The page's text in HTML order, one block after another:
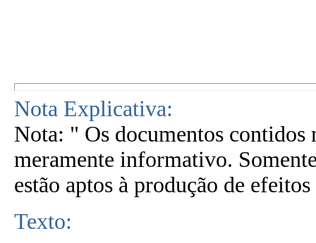
Nota Explicativa:
Nota: " Os documentos contidos
meramente informativo.
estão aptos à produção de
Texto: